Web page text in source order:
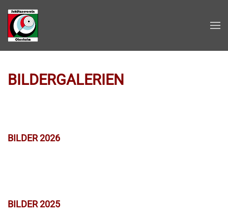
Zum Hauptinhalt springen
BILDERGALERIEN
BILDER 2026
BILDER 2025